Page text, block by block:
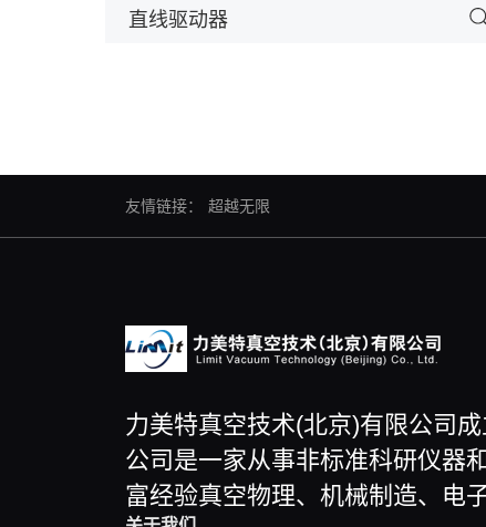
直线驱动器
友情链接： 超越无限
力美特真空技术(北京)有限公司
公司是一家从事非标准科研仪器
富经验真空物理、机械制造、电